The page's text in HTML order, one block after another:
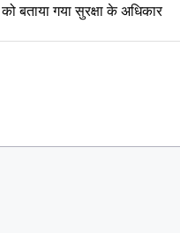
को बताया गया सुरक्षा के अधिकार